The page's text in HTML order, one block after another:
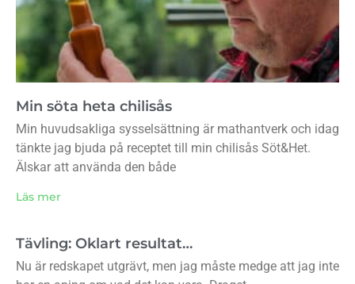
Min söta heta chilisås
Min huvudsakliga sysselsättning är mathantverk och idag
tänkte jag bjuda på receptet till min chilisås Söt&Het.
Älskar att använda den både
Läs mer
Tävling: Oklart resultat…
Nu är redskapet utgrävt, men jag måste medge att jag inte